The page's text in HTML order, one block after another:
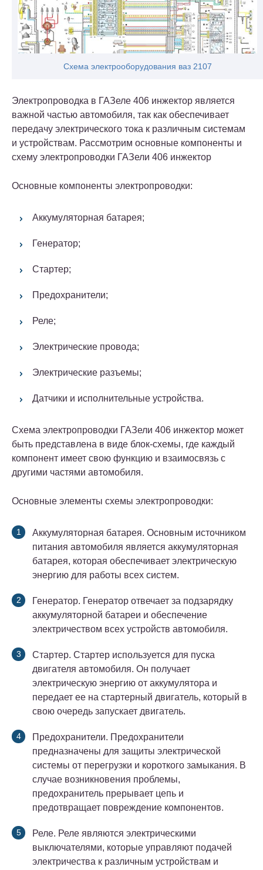
Схема электрооборудования ваз 2107
Электропроводка в ГАЗеле 406 инжектор является
важной частью автомобиля, так как обеспечивает
передачу электрического тока к различным системам
и устройствам. Рассмотрим основные компоненты и
схему электропроводки ГАЗели 406 инжектор
Основные компоненты электропроводки:
Аккумуляторная батарея;
Генератор;
Стартер;
Предохранители;
Реле;
Электрические провода;
Электрические разъемы;
Датчики и исполнительные устройства.
Схема электропроводки ГАЗели 406 инжектор может
быть представлена в виде блок-схемы, где каждый
компонент имеет свою функцию и взаимосвязь с
другими частями автомобиля.
Основные элементы схемы электропроводки:
Аккумуляторная батарея. Основным источником
питания автомобиля является аккумуляторная
батарея, которая обеспечивает электрическую
энергию для работы всех систем.
Генератор. Генератор отвечает за подзарядку
аккумуляторной батареи и обеспечение
электричеством всех устройств автомобиля.
Стартер. Стартер используется для пуска
двигателя автомобиля. Он получает
электрическую энергию от аккумулятора и
передает ее на стартерный двигатель, который в
свою очередь запускает двигатель.
Предохранители. Предохранители
предназначены для защиты электрической
системы от перегрузки и короткого замыкания. В
случае возникновения проблемы,
предохранитель прерывает цепь и
предотвращает повреждение компонентов.
Реле. Реле являются электрическими
выключателями, которые управляют подачей
электричества к различным устройствам и